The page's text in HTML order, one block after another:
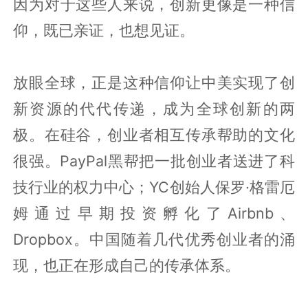
因为对于这些人来说，创新更像是一种信
仰，既已亲证，也想见证。
放眼全球，正是这种信仰让中美实现了创
新资源的代代传递，成为全球创新的两
极。在硅谷，创业者相互传承帮助的文化
很强。PayPal黑帮把一批创业者送进了科
技行业的权力中心；YC创始人保罗·格雷厄
姆通过早期投资孵化了Airbnb、
Dropbox。中国随着几代优秀创业者的涌
现，也正在形成自己的传承体系。